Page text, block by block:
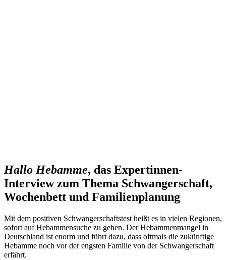
Hallo Hebamme, das Expertinnen-
Interview zum Thema Schwangerschaft,
Wochenbett und Familienplanung
Mit dem positiven Schwangerschaftstest heißt es in vielen Regionen,
sofort auf Hebammensuche zu gehen. Der Hebammenmangel in
Deutschland ist enorm und führt dazu, dass oftmals die zukünftige
Hebamme noch vor der engsten Familie von der Schwangerschaft
erfährt.